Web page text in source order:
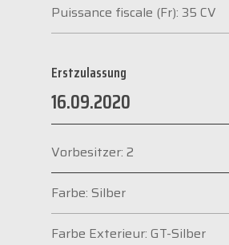
Puissance fiscale (Fr): 35 CV
Erstzulassung
16.09.2020
Vorbesitzer: 2
Farbe: Silber
Farbe Exterieur: GT-Silber